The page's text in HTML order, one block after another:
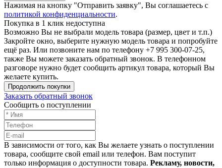
Нажимая на кнопку "Отправить заявку", Вы соглашаетесь с
политикой конфиденциальности.
Покупка в 1 клик недоступна
Возможно Вы не выбрали модель товара (размер, цвет и т.п.)
Закройте окно, выберите нужную модель товара и попробуйте
ещё раз. Или позвоните нам по телефону +7 995 300-07-25,
также Вы можете заказать обратный звонок. В телефонном
разговоре нужно будет сообщить артикул товара, который Вы
желаете купить.
Продолжить покупки
Заказать обратный звонок
Сообщить о поступлении
В зависимости от того, как Вы желаете узнать о поступлении
товара, сообщите свой email или телефон. Вам поступит
только информация о доступности товара. Рекламу, новости,